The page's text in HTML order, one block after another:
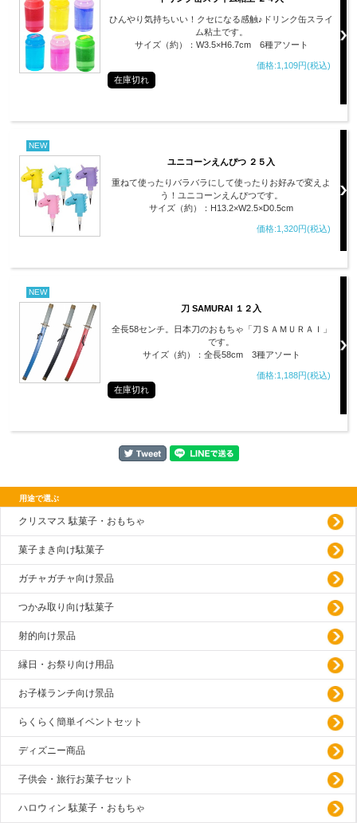
ひんやり気持ちいい！クセになる感触♪ドリンク缶スライ
ム粘土です。
サイズ（約）：W3.5×H6.7cm 6種アソート
価格:1,109円(税込)
在庫切れ
NEW
ユニコーンえんぴつ ２５入
重ねて使ったりバラバラにして使ったりお好みで変えよ
う！ユニコーンえんぴつです。
サイズ（約）：H13.2×W2.5×D0.5cm
価格:1,320円(税込)
NEW
刀 SAMURAI １２入
全長58センチ。日本刀のおもちゃ「刀ＳＡＭＵＲＡＩ」
です。
サイズ（約）：全長58cm 3種アソート
価格:1,188円(税込)
在庫切れ
用途で選ぶ
クリスマス 駄菓子・おもちゃ
菓子まき向け駄菓子
ガチャガチャ向け景品
つかみ取り向け駄菓子
射的向け景品
縁日・お祭り向け用品
お子様ランチ向け景品
らくらく簡単イベントセット
ディズニー商品
子供会・旅行お菓子セット
ハロウィン 駄菓子・おもちゃ